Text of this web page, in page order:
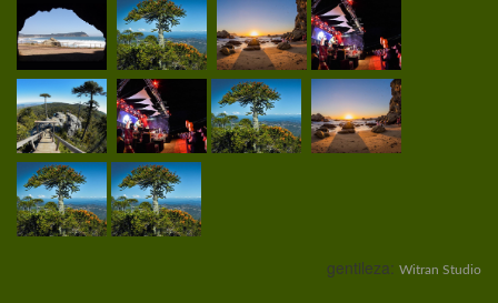
gentileza: Witran Studio